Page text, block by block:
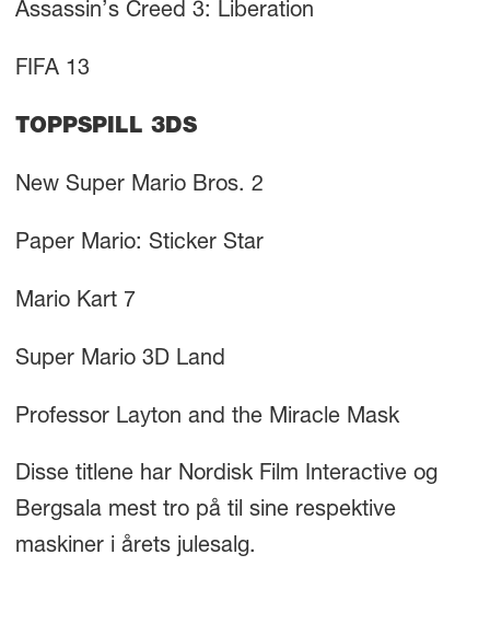
Assassin’s Creed 3: Liberation
FIFA 13
TOPPSPILL 3DS
New Super Mario Bros. 2
Paper Mario: Sticker Star
Mario Kart 7
Super Mario 3D Land
Professor Layton and the Miracle Mask
Disse titlene har Nordisk Film Interactive og
Bergsala mest tro på til sine respektive
maskiner i årets julesalg.